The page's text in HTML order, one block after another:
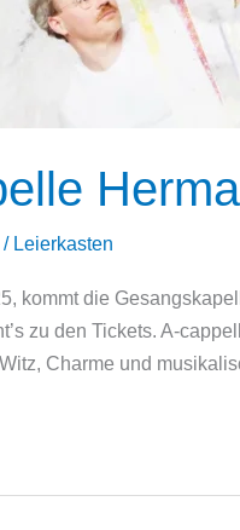
/ Leierkasten
kommt die
zu den Tickets. A-
Charme und